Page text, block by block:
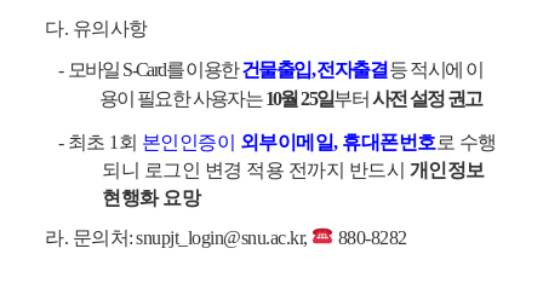
다. 유의사항
- 모바일 S-Card를 이용한건물출입, 전자출결 등 적시에 이
용이 필요한 사용자는10월 25일부터 사전 설정 권고
- 최초 1회 본인인증이 외부이메일, 휴대폰번호 로 수행
되니 로그인 변경 적용 전까지 반드시 개인정보
현행화 요망
라. 문의처:snupjt_login@snu.ac.kr, 880-8282